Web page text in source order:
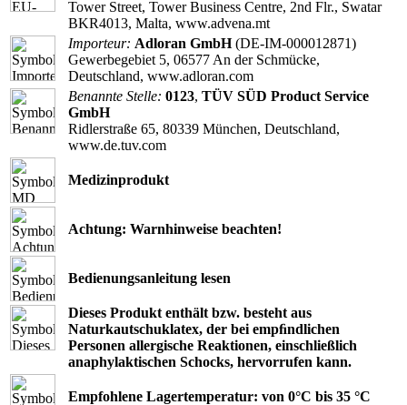
Tower Street, Tower Business Centre, 2nd Flr., Swatar
BKR4013, Malta, www.advena.mt
Importeur: Adloran GmbH(DE-IM-000012871)
Gewerbegebiet 5, 06577 An der Schmücke,
Deutschland, www.adloran.com
Benannte Stelle: 0123, TÜV SÜD Product Service
GmbH
Ridlerstraße 65, 80339 München, Deutschland,
www.de.tuv.com
Medizinprodukt
Achtung: Warnhinweise beachten!
Bedienungsanleitung lesen
Dieses Produkt enthält bzw. besteht aus
Naturkautschuklatex, der bei empﬁndlichen
Personen allergische Reaktionen, einschließlich
anaphylaktischen Schocks, hervorrufen kann.
Empfohlene Lagertemperatur: von 0°C bis 35 °C